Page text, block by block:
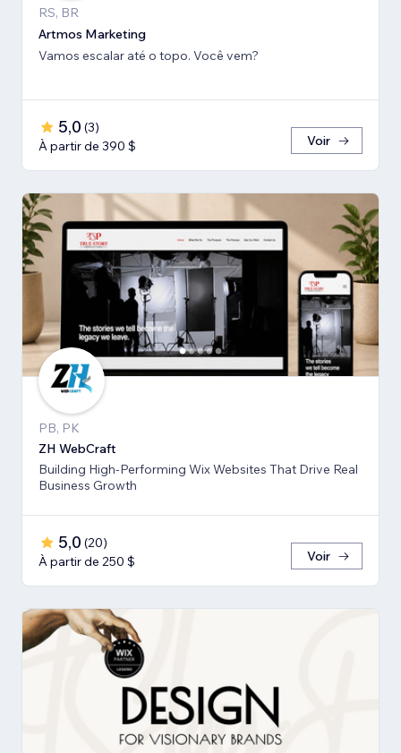
RS, BR
Artmos Marketing
Vamos escalar até o topo. Você vem?
5,0 (3)
À partir de 390 $
Voir
PB, PK
ZH WebCraft
Building High-Performing Wix Websites That Drive Real
Business Growth
5,0 (20)
À partir de 250 $
Voir